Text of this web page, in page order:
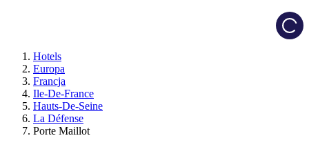
Hotels
Europa
Francja
Ile-De-France
Hauts-De-Seine
La Défense
Porte Maillot